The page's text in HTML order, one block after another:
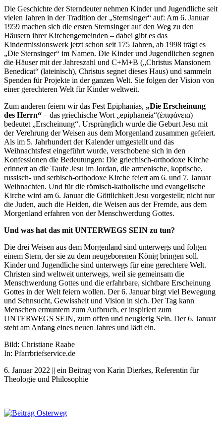
Die Geschichte der Sterndeuter nehmen Kinder und Jugendliche seit
vielen Jahren in der Tradition der „Sternsinger“ auf: Am 6. Januar
1959 machen sich die ersten Sternsinger auf den Weg zu den
Häusern ihrer Kirchengemeinden – dabei gibt es das
Kindermissionswerk jetzt schon seit 175 Jahren, ab 1998 trägt es
„Die Sternsinger“ im Namen. Die Kinder und Jugendlichen segnen
die Häuser mit der Jahreszahl und C+M+B („Christus Mansionem
Benedicat“ (lateinisch), Christus segnet dieses Haus) und sammeln
Spenden für Projekte in der ganzen Welt. Sie folgen der Vision von
einer gerechteren Welt für Kinder weltweit.
Zum anderen feiern wir das Fest Epiphanias, „Die Erscheinung
des Herrn“ – das griechische Wort „epiphaneia“(ἐπιφάνεια)
bedeutet „Erscheinung“. Ursprünglich wurde die Geburt Jesu mit
der Verehrung der Weisen aus dem Morgenland zusammen gefeiert.
Als im 5. Jahrhundert der Kalender umgestellt und das
Weihnachtsfest eingeführt wurde, verschobene sich in den
Konfessionen die Bedeutungen: Die griechisch-orthodoxe Kirche
erinnert an die Taufe Jesu im Jordan, die armenische, koptische,
russisch- und serbisch-orthodoxe Kirche feiert am 6. und 7. Januar
Weihnachten. Und für die römisch-katholische und evangelische
Kirche wird am 6. Januar die Göttlichkeit Jesu vorgestellt; nicht nur
die Juden, auch die Heiden, die Weisen aus der Fremde, aus dem
Morgenland erfahren von der Menschwerdung Gottes.
Und was hat das mit UNTERWEGS SEIN zu tun?
Die drei Weisen aus dem Morgenland sind unterwegs und folgen
einem Stern, der sie zu dem neugeborenen König bringen soll.
Kinder und Jugendliche sind unterwegs für eine gerechtere Welt.
Christen sind weltweit unterwegs, weil sie gemeinsam die
Menschwerdung Gottes und die erfahrbare, sichtbare Erscheinung
Gottes in der Welt feiern wollen. Der 6. Januar birgt viel Bewegung
und Sehnsucht, Gewissheit und Vision in sich. Der Tag kann
Menschen ermuntern zum Aufbruch, er inspiriert zum
UNTERWEGS SEIN, zum offen und neugierig Sein. Der 6. Januar
steht am Anfang eines neuen Jahres und lädt ein.
Bild: Christiane Raabe
In: Pfarrbriefservice.de
6. Januar 2022 || ein Beitrag von Karin Dierkes, Referentin für
Theologie und Philosophie